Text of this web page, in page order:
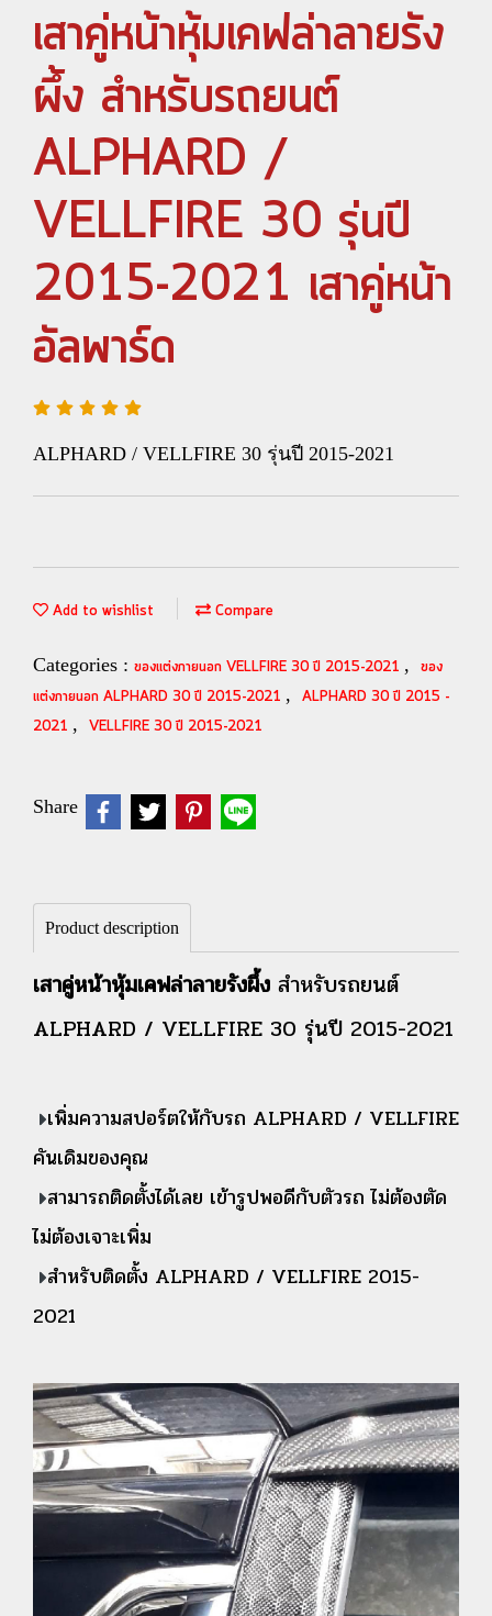
เสาคู่หน้าหุ้มเคฟล่าลายรัง
ผึ้ง สำหรับรถยนต์
ALPHARD /
VELLFIRE 30 รุ่นปี
2015-2021 เสาคู่หน้า
อัลพาร์ด
ALPHARD / VELLFIRE 30 รุ่นปี 2015-2021
Add to wishlist Compare
Categories : ของแต่งภายนอก VELLFIRE 30 ปี 2015-2021 , ของ
แต่งภายนอก ALPHARD 30 ปี 2015-2021 , ALPHARD 30 ปี 2015 -
2021 , VELLFIRE 30 ปี 2015-2021
Share
Product description
เสาคู่หน้าหุ้มเคฟล่าลายรังผึ้ง สำหรับรถยนต์
ALPHARD / VELLFIRE 30 รุ่นปี 2015-2021
เพิ่มความสปอร์ตให้กับรถ ALPHARD / VELLFIRE
คันเดิมของคุณ
สามารถติดตั้งได้เลย เข้ารูปพอดีกับตัวรถ ไม่ต้องตัด
ไม่ต้องเจาะเพิ่ม
สำหรับติดตั้ง ALPHARD / VELLFIRE 2015-
2021